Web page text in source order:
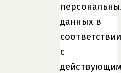
данных в
соответствии
с